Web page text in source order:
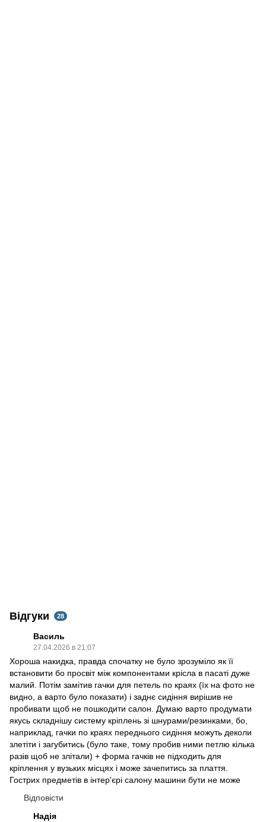
Відгуки 28
Василь
27.04.2026 в 21:07
Хороша накидка, правда спочатку не було зрозуміло як її
встановити бо просвіт між компонентами крісла в пасаті дуже
малий. Потім замітив гачки для петель по краях (їх на фото не
видно, а варто було показати) і заднє сидіння вирішив не
пробивати щоб не пошкодити салон. Думаю варто продумати
якусь складнішу систему кріплень зі шнурами/резинками, бо,
наприклад, гачки по краях переднього сидіння можуть деколи
злетіти і загубитись (було таке, тому пробив ними петлю кілька
разів щоб не злітали) + форма гачків не підходить для
кріплення у вузьких місцях і може зачепитись за плаття.
Гострих предметів в інтер'єрі салону машини бути не може
Відповісти
Надія